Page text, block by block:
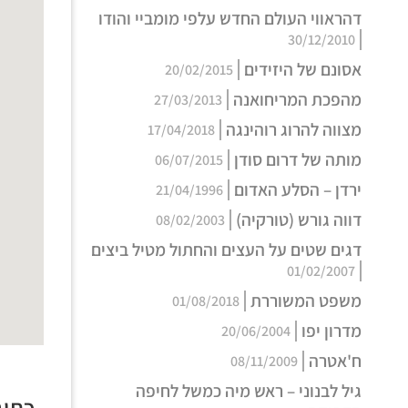
דהראווי העולם החדש עלפי מומביי והודו
30/12/2010
אסונם של היזידים 20/02/2015
מהפכת המריחואנה 27/03/2013
מצווה להרוג רוהינגה 17/04/2018
מותה של דרום סודן 06/07/2015
ירדן – הסלע האדום 21/04/1996
דווה גורש (טורקיה) 08/02/2003
דגים שטים על העצים והחתול מטיל ביצים
01/02/2007
משפט המשוררת 01/08/2018
מדרון יפו 20/06/2004
ח'אטרה 08/11/2009
גיל לבנוני – ראש מיה כמשל לחיפה